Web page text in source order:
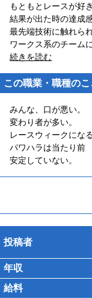
もともとレースが好
結果が出た時の達成
最先端技術に触れられ
ワークス系のチーム
続きを読む
この職業・職種の
みんな、口が悪い。
変わり者が多い。
レースウィークにな
パワハラは当たり前
安定していない。
投稿者
年収
給料